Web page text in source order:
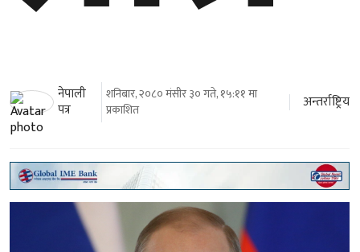
नेपाली
पत्र
शनिबार, २०८० मंसीर ३० गते, १५:११ मा
प्रकाशित
अन्तर्राष्ट्रिय